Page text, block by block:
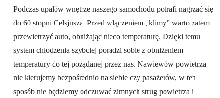
Podczas upałów wnętrze naszego samochodu potrafi nagrzać się
do 60 stopni Celsjusza. Przed włączeniem „klimy” warto zatem
przewietrzyć auto, obniżając nieco temperaturę. Dzięki temu
system chłodzenia szybciej poradzi sobie z obniżeniem
temperatury do tej pożądanej przez nas. Nawiewów powietrza
nie kierujemy bezpośrednio na siebie czy pasażerów, w ten
sposób nie będziemy odczuwać zimnych strug powietrza i